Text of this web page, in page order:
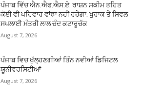
ਪੰਜਾਬ ਵਿੱਚ ਐਨ.ਐਫ.ਐਸ.ਏ. ਰਾਸ਼ਨ ਸਕੀਮ ਤਹਿਤ
ਕੋਈ ਵੀ ਪਰਿਵਾਰ ਵਾਂਝਾ ਨਹੀਂ ਰਹੇਗਾ: ਖੁਰਾਕ ਤੇ ਸਿਵਲ
ਸਪਲਾਈ ਮੰਤਰੀ ਲਾਲ ਚੰਦ ਕਟਾਰੂਚੱਕ
August 7, 2026
ਪੰਜਾਬ ਵਿਚ ਖੁੱਲ੍ਹਣਗੀਆਂ ਤਿੰਨ ਨਵੀਆਂ ਡਿਜਿਟਲ
ਯੂਨੀਵਰਸਿਟੀਆਂ
August 7, 2026